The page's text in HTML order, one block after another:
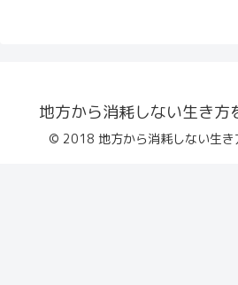
地方から消耗しない生き方
© 2018 地方から消耗しない生き